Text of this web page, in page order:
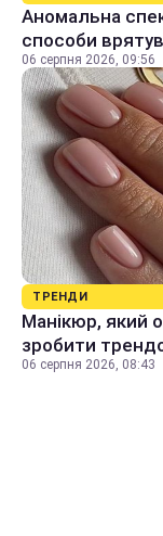
Аномальна
способи
06 серпня 2026, 09:56
ТРЕНДИ
Манікюр, який
зробити
06 серпня 2026, 08:43